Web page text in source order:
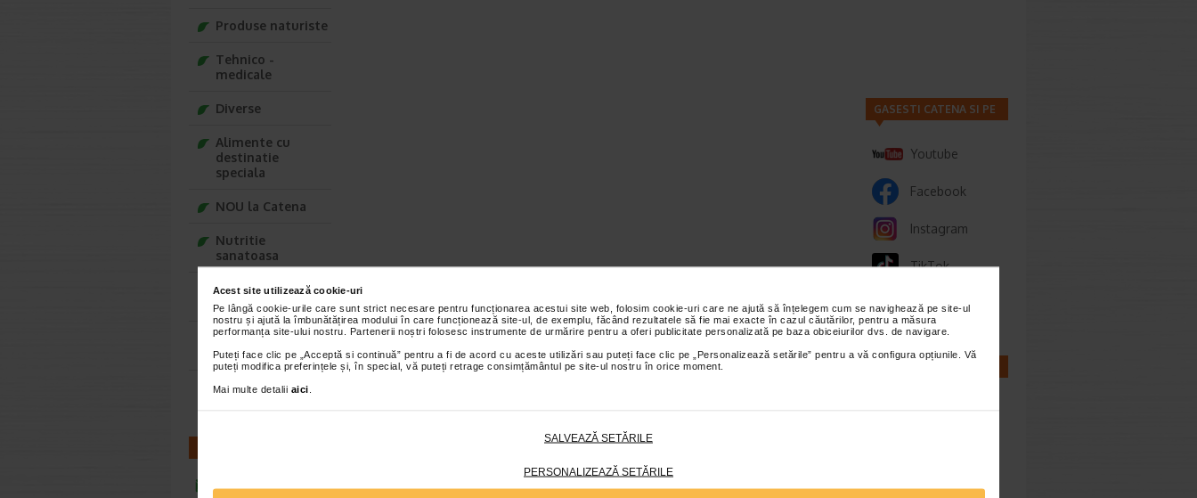
Acest site utilizează cookie-uri
Pe lângă cookie-urile care sunt strict necesare pentru funcționarea acestui site web, folosim cookie-uri care ne ajută să înțelegem cum se navighează pe site-ul
nostru și ajută la îmbunătățirea modului în care funcționează site-ul, de exemplu, făcând rezultatele să fie mai exacte în cazul căutărilor, pentru a măsura
performanța site-ului nostru. Partenerii noștri folosesc instrumente de urmărire pentru a oferi publicitate personalizată pe baza obiceiurilor dvs. de navigare.
Puteți face clic pe „Acceptă si continuă” pentru a fi de acord cu aceste utilizări sau puteți face clic pe „Personalizează setările” pentru a vă configura opțiunile. Vă
puteți modifica preferințele și, în special, vă puteți retrage consimțământul pe site-ul nostru în orice moment.
Mai multe detalii aici
SALVEAZĂ SETĂRILE
PERSONALIZEAZĂ SETĂRILE
Produse naturiste
Tehnico -
medicale
Diverse
Alimente cu
destinatie
speciala
NOU la Catena
Nutritie
sanatoasa
Ce Oftapic ti se
potriveste
Adora – Adorabili
din prima clipa
Seturi cadou
infoline@catena.ro
GASESTI CATENA SI PE
Youtube
Facebook
Instagram
TikTok
Whatsapp
sarcina